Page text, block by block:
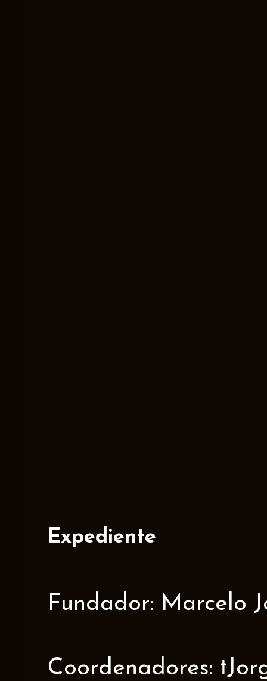
Expediente
Fundador: Marcelo
Coordenadores: